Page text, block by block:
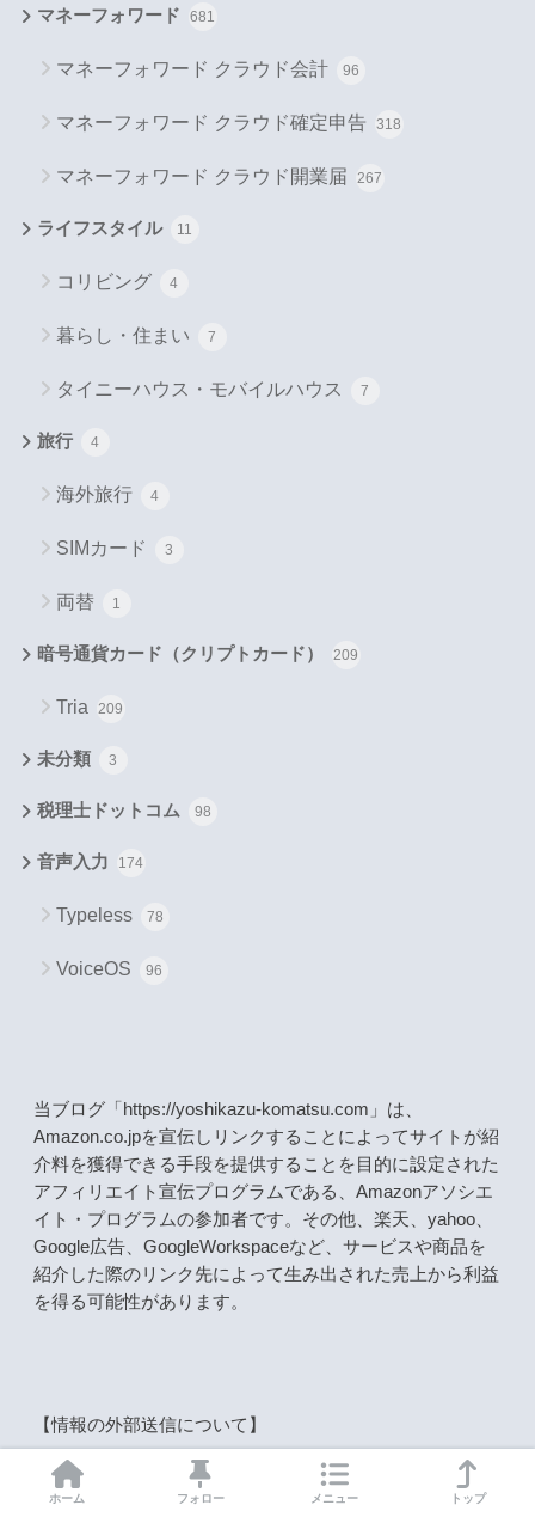
マネーフォワード 681
マネーフォワード クラウド会計 96
マネーフォワード クラウド確定申告 318
マネーフォワード クラウド開業届 267
ライフスタイル 11
コリビング 4
暮らし・住まい 7
タイニーハウス・モバイルハウス 7
旅行 4
海外旅行 4
SIMカード 3
両替 1
暗号通貨カード（クリプトカード） 209
Tria 209
未分類 3
税理士ドットコム 98
音声入力 174
Typeless 78
VoiceOS 96
当ブログ「https://yoshikazu-komatsu.com」は、
Amazon.co.jpを宣伝しリンクすることによってサイトが紹
介料を獲得できる手段を提供することを目的に設定された
アフィリエイト宣伝プログラムである、Amazonアソシエ
イト・プログラムの参加者です。その他、楽天、yahoo、
Google広告、GoogleWorkspaceなど、サービスや商品を
紹介した際のリンク先によって生み出された売上から利益
を得る可能性があります。
【情報の外部送信について】
このウェブサイトではアクセス数等の解析や広告の配信の
ために以下のツールを導入しており、ツール提供事業者に
ホーム フォロー メニュー トップ